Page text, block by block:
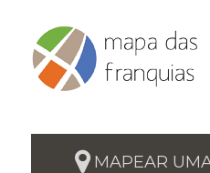
MAPEAR